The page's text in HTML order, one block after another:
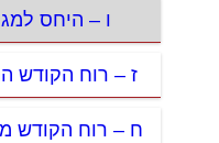
ו – היחס
ז – רוח הקודש
ח – רוח הקודש